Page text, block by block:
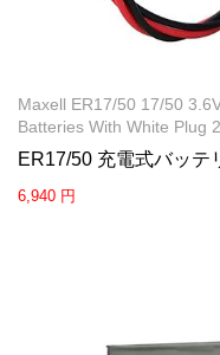
Maxell ER17/50 17/50
Batteries With White Plug
ER17/50 充電式バッテ
6,940 円